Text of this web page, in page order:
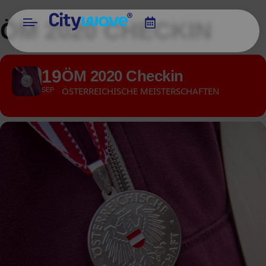
ÖM 2020 CHECKIN
19
SEP
ÖM 2020 Checkin
ÖSTERREICHISCHE MEISTERSCHAFTEN